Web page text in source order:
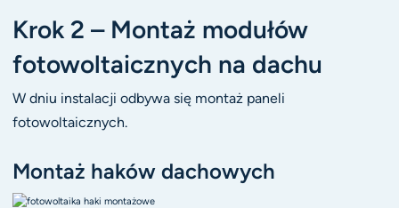
Krok 2 – Montaż modułów
fotowoltaicznych na dachu
W dniu instalacji odbywa się montaż paneli
fotowoltaicznych.
Montaż haków dachowych